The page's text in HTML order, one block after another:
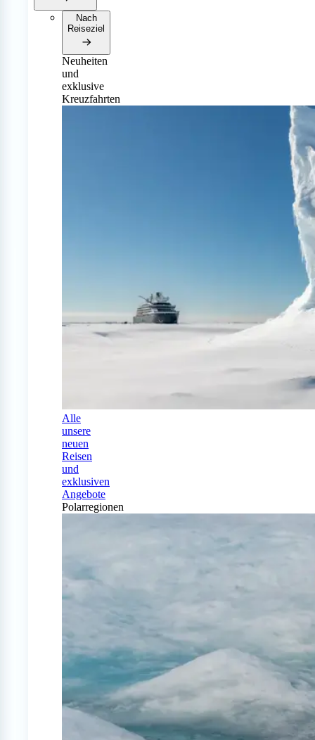
Nach
Reiseziel
Neuheiten
und
exklusive
Kreuzfahrten
Alle
unsere
neuen
Reisen
und
exklusiven
Angebote
Polarregionen